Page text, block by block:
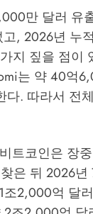
만 달러 유
, 2026년 누
지 짚을 점이
는 약 40억
다. 따라서 전
트코인은 장
은 뒤 2026년
2,000억 달